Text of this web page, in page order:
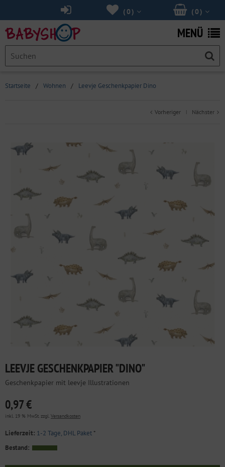
(0 )
(0 )
MENÜ
Startseite / Wohnen / Leevje Geschenkpapier Dino
Vorheriger | Nächster
LEEVJE GESCHENKPAPIER "DINO"
Geschenkpapier mit leevje Illustrationen
0,97 €
inkl. 19 % MwSt. zzgl. Versandkosten
Lieferzeit: 1-2 Tage, DHL Paket*
Bestand: